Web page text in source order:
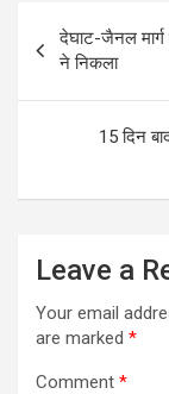
Post
navigation
देघाट-जैनल मार्ग
ने निकला
15 दिन
Leave a
Your email
are marked *
Comment *